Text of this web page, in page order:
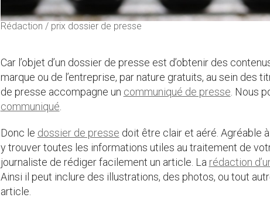
Rédaction / prix dossier de presse
Car l’objet d’un dossier de presse est d’obtenir des
marque ou de l’entreprise, par nature gratuits, au sein des
de presse accompagne un communiqué de presse . Nous
communiqué
Donc le dossier de presse doit être clair et aéré. Agréable
y trouver toutes les informations utiles au traitement de
journaliste de rédiger facilement un article. La rédaction
Ainsi il peut inclure des illustrations, des photos, ou tout
article.